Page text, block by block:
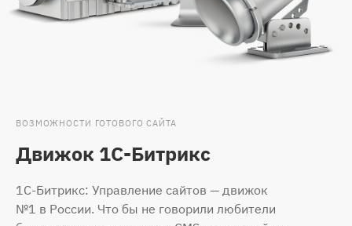
ВОЗМОЖНОСТИ ГОТОВОГО САЙТА
Движок 1С-Битрикс
1С-Битрикс: Управление сайтов — движок
№1 в России. Что бы не говорили любители